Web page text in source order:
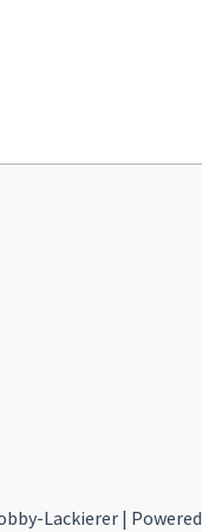
Lackierer | Powered